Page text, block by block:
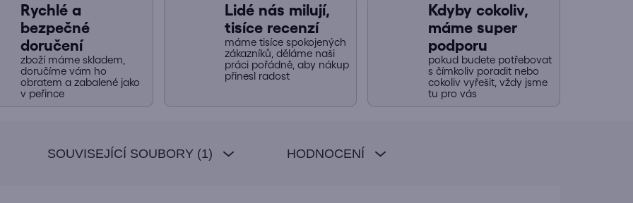
Rychlé a
bezpečné
doručení
zboží máme skladem,
doručíme vám ho
obratem a zabalené jako
v peřince
Lidé nás milují,
tisíce recenzí
máme tisíce spokojených
zákazníků, děláme naši
práci pořádně, aby nákup
přinesl radost
Kdyby cokoliv,
máme super
podporu
pokud budete potřebovat
s čímkoliv poradit nebo
cokoliv vyřešit, vždy jsme
tu pro vás
SOUVISEJÍCÍ SOUBORY (1) HODNOCENÍ